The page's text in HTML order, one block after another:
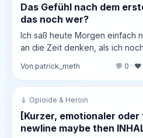
Das Gefühl nach dem
das noch wer?
Ich saß heute Morgen einfach
an die Zeit denken, als ich
Von patrick_meth 💬 0 · ❤️
💉 Opioide & Heroin
[Kurzer, emotionaler
newline maybe then